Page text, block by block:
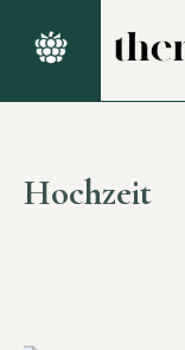
Hochzeit